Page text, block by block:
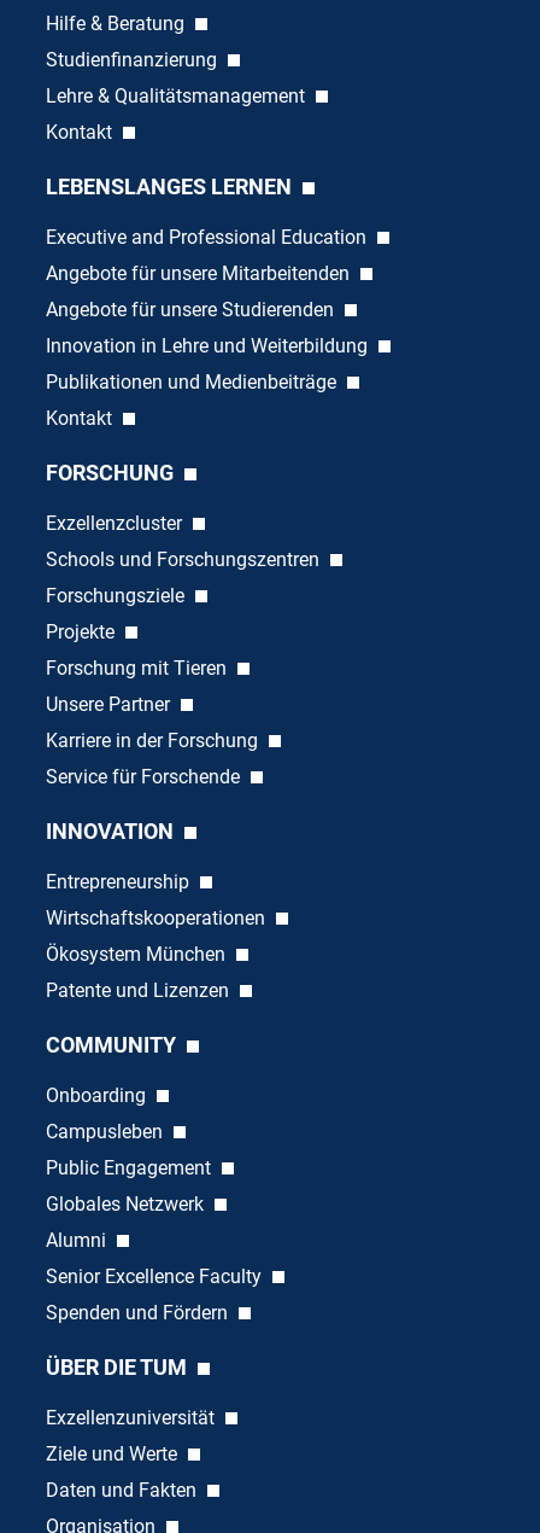
Hilfe & Beratung
Studienfinanzierung
Lehre & Qualitätsmanagement
Kontakt
LEBENSLANGES LERNEN
Executive and Professional Education
Angebote für unsere Mitarbeitenden
Angebote für unsere Studierenden
Innovation in Lehre und Weiterbildung
Publikationen und Medienbeiträge
Kontakt
FORSCHUNG
Exzellenzcluster
Schools und Forschungszentren
Forschungsziele
Projekte
Forschung mit Tieren
Unsere Partner
Karriere in der Forschung
Service für Forschende
INNOVATION
Entrepreneurship
Wirtschaftskooperationen
Ökosystem München
Patente und Lizenzen
COMMUNITY
Onboarding
Campusleben
Public Engagement
Globales Netzwerk
Alumni
Senior Excellence Faculty
Spenden und Fördern
ÜBER DIE TUM
Exzellenzuniversität
Ziele und Werte
Daten und Fakten
Organisation